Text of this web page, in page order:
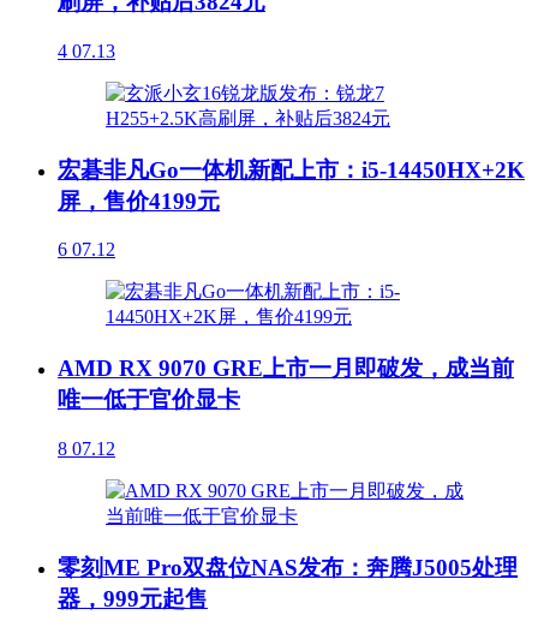
4 07.13
宏碁非凡Go一体机新配上市：i5-14450HX+2K
屏，售价4199元
6 07.12
AMD RX 9070 GRE上市一月即破发，成当前
唯一低于官价显卡
8 07.12
零刻ME Pro双盘位NAS发布：奔腾J5005处理
器，999元起售